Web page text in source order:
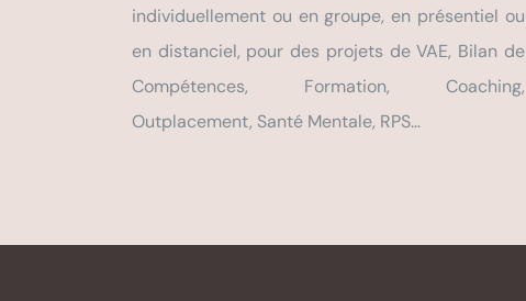
individuellement ou en groupe, en présentiel ou
en distanciel, pour des projets de VAE, Bilan de
Compétences, Formation, Coaching,
Outplacement, Santé Mentale, RPS…